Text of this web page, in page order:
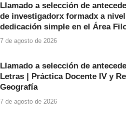
o
o
k
p
p
Llamado a selección de
de investigadorx formadx a
dedicación simple en el Área
7 de agosto de 2026
Llamado a selección de
Letras | Práctica Docente IV y
Geografía
7 de agosto de 2026